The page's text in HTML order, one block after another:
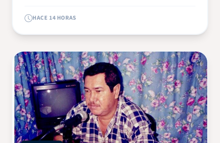
HACE 14 HORAS